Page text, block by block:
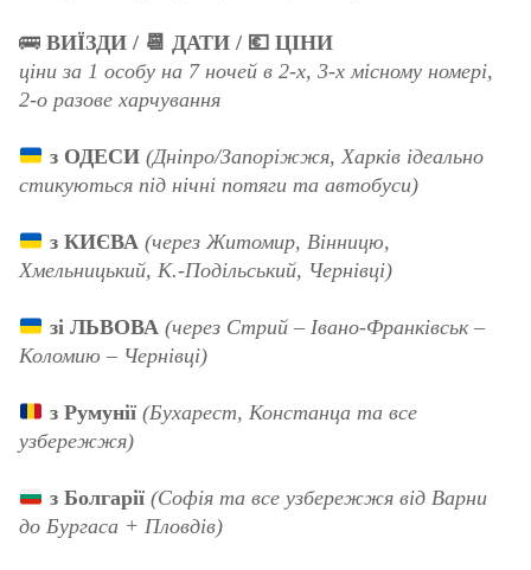
🚌 ВИЇЗДИ / 📆 ДАТИ / 💶 ЦІНИ
ціни за 1 особу на 7 ночей в 2-х, 3-х місному номері,
2-о разове харчування
з ОДЕСИ (Дніпро/Запоріжжя, Харків ідеально
стикуються під нічні потяги та автобуси)
з КИЄВА (через Житомир, Вінницю,
Хмельницький, К.-Подільський, Чернівці)
зі ЛЬВОВА (через Стрий – Івано-Франківськ –
Коломию – Чернівці)
з Румунії (Бухарест, Констанца та все
узбережжя)
з Болгарії (Софія та все узбережжя від Варни
до Бургаса + Пловдів)